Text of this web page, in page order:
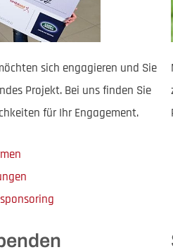
sich engagieren und Sie
Projekt. Bei uns finden Sie
für Ihr Engagement.